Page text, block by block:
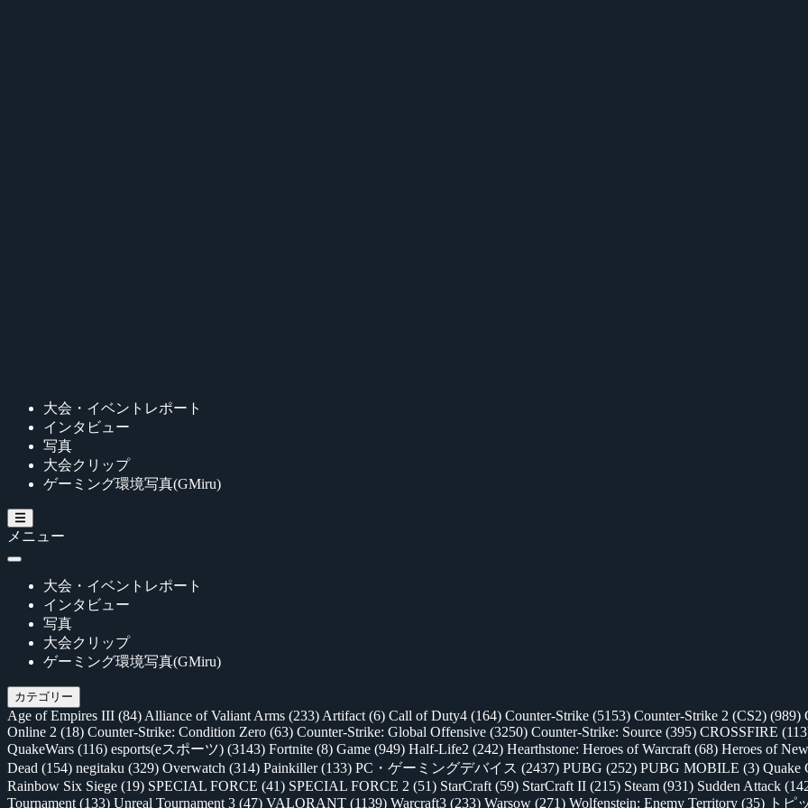
大会・イベントレポート
インタビュー
写真
大会クリップ
ゲーミング環境写真(GMiru)
メニュー
大会・イベントレポート
インタビュー
写真
大会クリップ
ゲーミング環境写真(GMiru)
カテゴリー
Age of Empires III (84) Alliance of Valiant Arms (233) Artifact (6) Call of Duty4 (164) Counter-Strike (5153) Counter-Strike 2 (CS2) (989)
Online 2 (18) Counter-Strike: Condition Zero (63) Counter-Strike: Global Offensive (3250) Counter-Strike: Source (395) CROSSFIRE
QuakeWars (116) esports(eスポーツ) (3143) Fortnite (8) Game (949) Half-Life2 (242) Hearthstone: Heroes of Warcraft (68) Heroes of
Dead (154) negitaku (329) Overwatch (314) Painkiller(133) PC・ゲーミングデバイス (2437) PUBG (252) PUBG MOBILE (3) Quake
Rainbow Six Siege (19) SPECIAL FORCE (41) SPECIAL FORCE 2 (51) StarCraft (59) StarCraft II (215) Steam (931) Sudden Attack
Tournament (133) Unreal Tournament 3 (47) VALORANT (1139) Warcraft3 (233) Warsow (271) Wolfenstein: Enemy Territory (35) トピ